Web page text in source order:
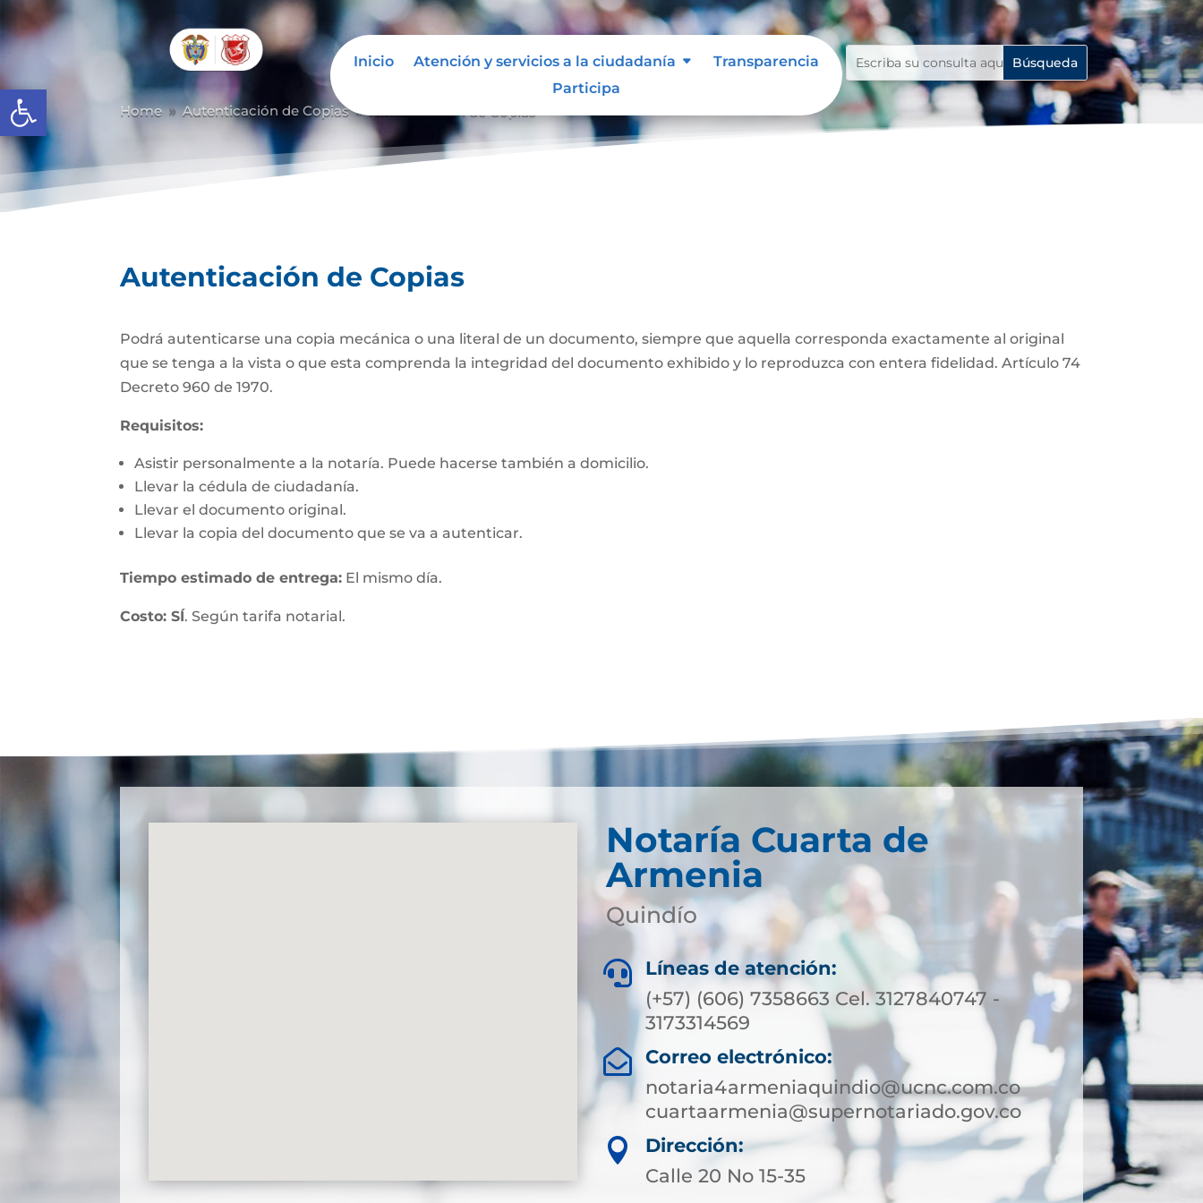
Abrir barra de herramientas
Inicio Atención y servicios a la ciudadanía
Transparencia
Participa
Home 9 Autenticación de Copias 9
Autenticación de Copias
Podrá autenticarse una copia mecánica o una literal de un documento, siempre que aquella corresponda exactamente al original
que se tenga a la vista o que esta comprenda la integridad del documento exhibido y lo reproduzca con entera fidelidad. Artículo 74
Decreto 960 de 1970.
Requisitos:
Asistir personalmente a la notaría. Puede hacerse también a domicilio.
Llevar la cédula de ciudadanía.
Llevar el documento original.
Llevar la copia del documento que se va a autenticar.
Tiempo estimado de entrega: El mismo día.
Costo: SÍ. Según tarifa notarial.
Notaría Cuarta de
Armenia
Quindío

Líneas de atención:
(+57) (606) 7358663 Cel. 3127840747 -
3173314569

Correo electrónico:
notaria4armeniaquindio@ucnc.com.co
cuartaarmenia@supernotariado.gov.co

Dirección:
Calle 20 No 15-35